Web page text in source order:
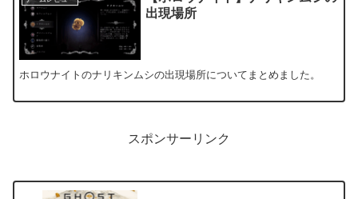
出現場所
ホロウナイトのナリキンムシの出現場所についてまとめました。
スポンサーリンク